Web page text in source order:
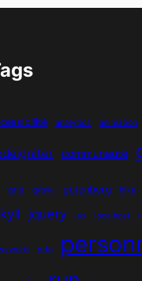
analytics animation
communauté
grid growl gutenberg hike
jquery jsx localhost
pdo